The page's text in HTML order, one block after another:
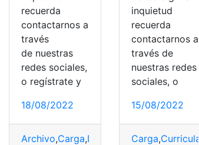
recuerda
contactarnos a
través
de nuestras
redes sociales,
o regístrate y
18/08/2022
Archivo,Carga,Descargar,Imagen,Texto
inquietud
recuerda
contactarnos a
través de
nuestras redes
sociales, o
15/08/2022
Carga,Curricular